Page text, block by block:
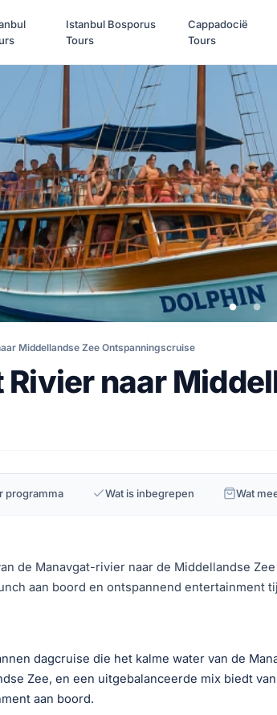
Istanbul Bosporus
Tours
Cappadocië
Tours
Middellandse Zee Ontspanningscruise
Rivier naar
programma Wat is inbegrepen Wat
de Manavgat-rivier naar de Middellandse
aan boord en ontspannend entertainment
dagcruise die het kalme water van de
Zee, en een uitgebalanceerde mix biedt
aan boord.